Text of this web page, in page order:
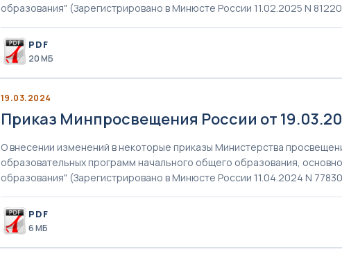
образования" (Зарегистрировано в Минюсте России 11.02.2025 N
PDF
20 MБ
19.03.2024
Приказ Минпросвещения России от
О внесении изменений в некоторые приказы Министерства
образовательных программ начального общего образования,
образования" (Зарегистрировано в Минюсте России 11.04.2024 N
PDF
6 MБ